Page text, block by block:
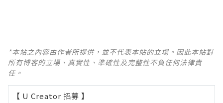
*本站之內容由作者所提供，並不代表本站的立場。因此本站對
所有博客的立場、真實性、準確性及完整性不負任何法律責
任。
【 U Creator 招募 】